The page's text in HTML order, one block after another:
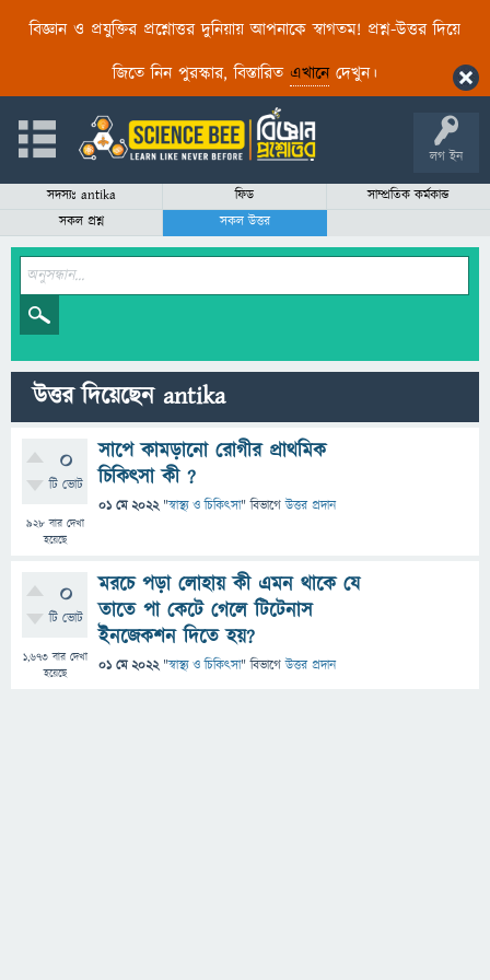
বিজ্ঞান ও প্রযুক্তির প্রশ্নোত্তর দুনিয়ায় আপনাকে স্বাগতম! প্রশ্ন-উত্তর দিয়ে
জিতে নিন পুরস্কার, বিস্তারিত এখানেদেখুন।
লগ ইন
সদস্যঃ antika ফিড
সাম্প্রতিক কর্মকান্ড
সকল প্রশ্ন
সকল উত্তর
উত্তর দিয়েছেন antika
0
টি ভোট
928বার দেখা
হয়েছে
সাপে কামড়ানো রোগীর প্রাথমিক
চিকিৎসা কী ?
01 মে 2022 "স্বাস্থ্য ও চিকিৎসা" বিভাগে উত্তর প্রদান
0
টি ভোট
1,673বার দেখা
হয়েছে
মরচে পড়া লোহায় কী এমন থাকে যে
তাতে পা কেটে গেলে টিটেনাস
ইনজেকশন দিতে হয়?
01 মে 2022 "স্বাস্থ্য ও চিকিৎসা" বিভাগে উত্তর প্রদান